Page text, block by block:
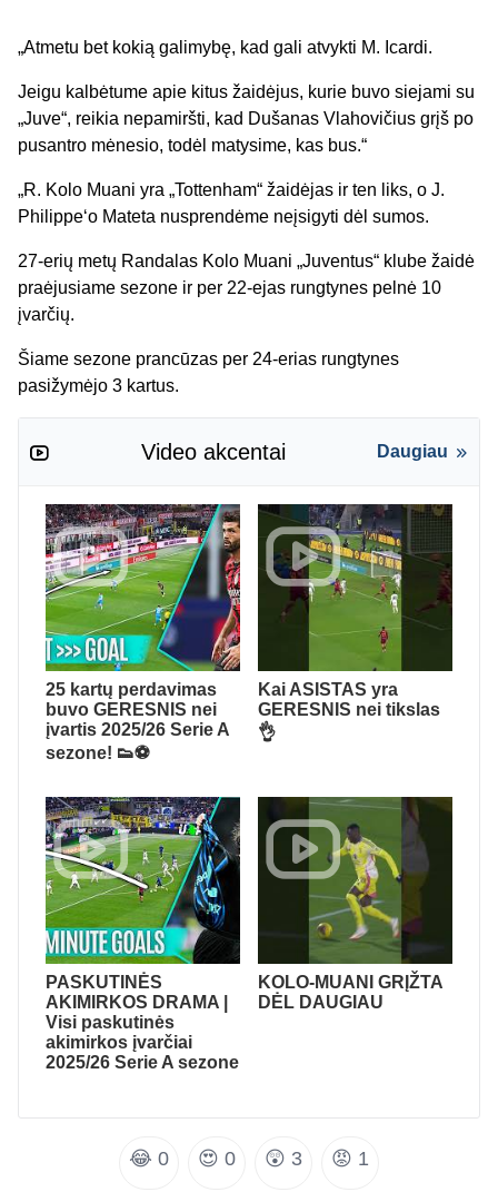
„Atmetu bet kokią galimybę, kad gali atvykti M. Icardi.
Jeigu kalbėtume apie kitus žaidėjus, kurie buvo siejami su
„Juve“, reikia nepamiršti, kad Dušanas Vlahovičius grįš po
pusantro mėnesio, todėl matysime, kas bus.“
„R. Kolo Muani yra „Tottenham“ žaidėjas ir ten liks, o J.
Philippe‘o Mateta nusprendėme neįsigyti dėl sumos.
27-erių metų Randalas Kolo Muani „Juventus“ klube žaidė
praėjusiame sezone ir per 22-ejas rungtynes pelnė 10
įvarčių.
Šiame sezone prancūzas per 24-erias rungtynes
pasižymėjo 3 kartus.
Video akcentai Daugiau
25 kartų perdavimas
buvo GERESNIS nei
įvartis 2025/26 Serie A
sezone! 👟⚽
Kai ASISTAS yra
GERESNIS nei tikslas
👌
PASKUTINĖS
AKIMIRKOS DRAMA |
Visi paskutinės
akimirkos įvarčiai
2025/26 Serie A sezone
KOLO-MUANI GRĮŽTA
DĖL DAUGIAU
😂 0 😍 0 😲 3 😡 1